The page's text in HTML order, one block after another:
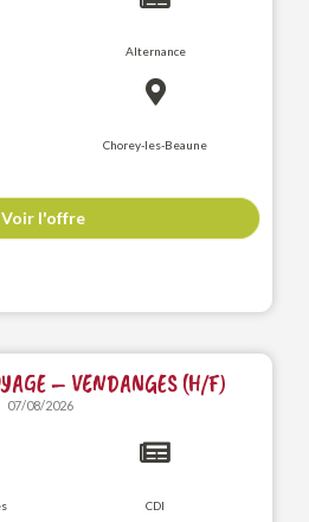
Alternance
Chorey-les-Beaune
Voir l'offre
– VENDANGES (H/F)
07/08/2026
CDI